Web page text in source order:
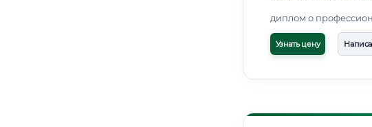
диплом о
Узнать цену